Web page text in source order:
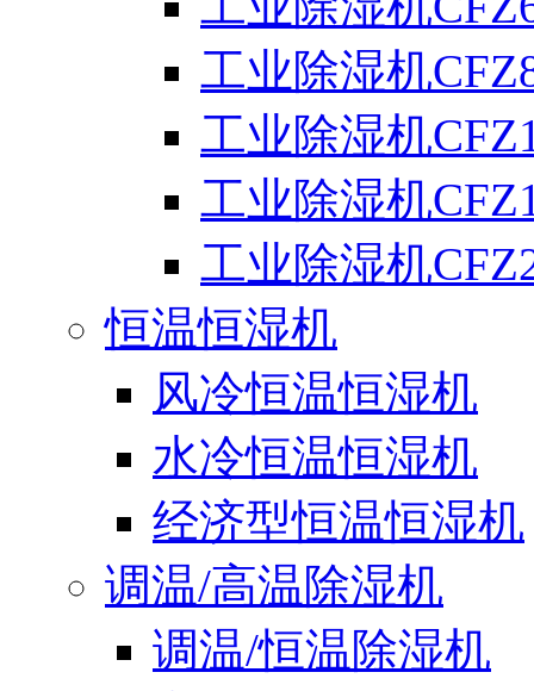
工业除湿机
工业除湿机
工业除湿机
工业除湿机
恒温恒湿机
风冷恒温恒湿机
水冷恒温恒湿机
经济型恒温恒湿机
调温/高温除湿机
调温/恒温除湿机